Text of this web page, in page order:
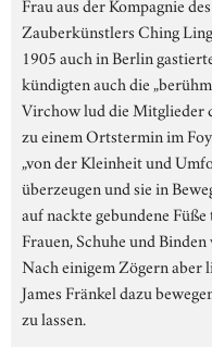
Zauberkünstlers Ching
1905 auch in Berlin
kündigten auch die
Virchow lud die Mitglieder
zu einem Ortstermin im
„von der Kleinheit und
überzeugen und sie in
auf nackte gebundene
Frauen, Schuhe und
Nach einigem Zögern aber
James Fränkel dazu
zu lassen.